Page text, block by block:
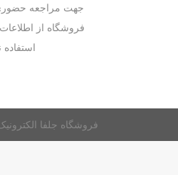
جهت مراجعه
فروشگاه از
استفاده
فروشگاه جلفا